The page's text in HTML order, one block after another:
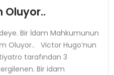
Oluyor..
Bir İdam Mahkumunun
Oluyor.. Victor Hugo’nun
tarafından 3
Bir idam